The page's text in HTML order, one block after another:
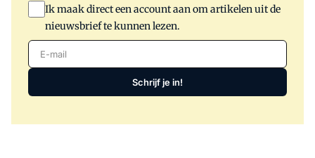
Ik maak direct een account aan om artikelen uit de
nieuwsbrief te kunnen lezen.
E-mail
Schrijf je in!